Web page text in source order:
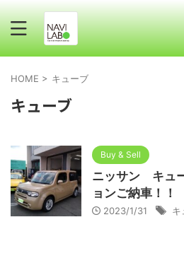
HOME > キューブ
キューブ
Buy & Sell
ニッサン キ
ョンご納車！！
2023/1/31 キ